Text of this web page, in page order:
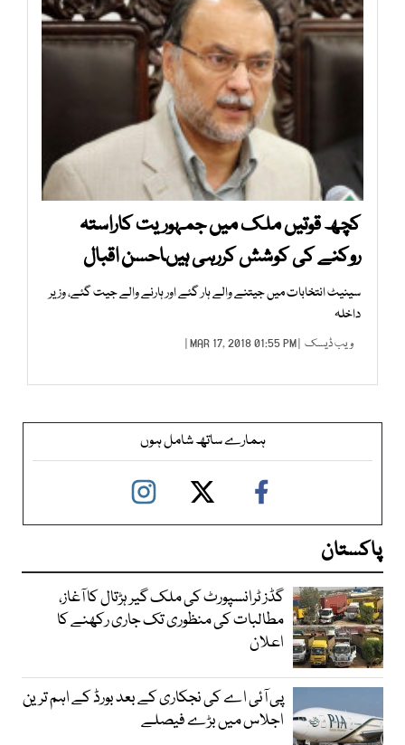
کچھ قوتیں ملک میں جمہوریت کاراستہ
روکنے کی کوشش کررہی ہیںاحسن اقبال
سینیٹ انتخابات میں جیتنے والے ہار گئے اور ہارنے والے جیت گئے، وزیر
داخلہ
ویب ڈیسک | MAR 17, 2018 01:55 PM |
ہمارے ساتھ شامل ہوں
پاکستان
گڈز ٹرانسپورٹ کی ملک گیر ہڑتال کا آغاز،
مطالبات کی منظوری تک جاری رکھنے کا
اعلان
پی آئی اے کی نجکاری کے بعد بورڈ کے اہم ترین
اجلاس میں بڑے فیصلے